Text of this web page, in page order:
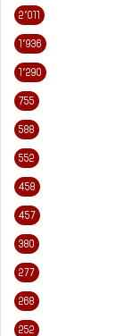
2٬011
1٬936
1٬290
755
588
552
458
457
380
277
268
252